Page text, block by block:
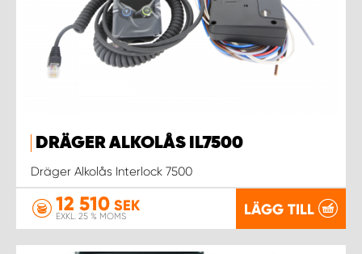
DRÄGER ALKOLÅS IL7500
Dräger Alkolås Interlock 7500
12 510 SEK
EXKL. 25 % MOMS LÄGG TILL
WORK SYSTEM STOCKHOLM SYD
WORK SYSTEM SUNDSVALL
WORK SYSTEM UPPSALA
WORK SYSTEM VARBERG